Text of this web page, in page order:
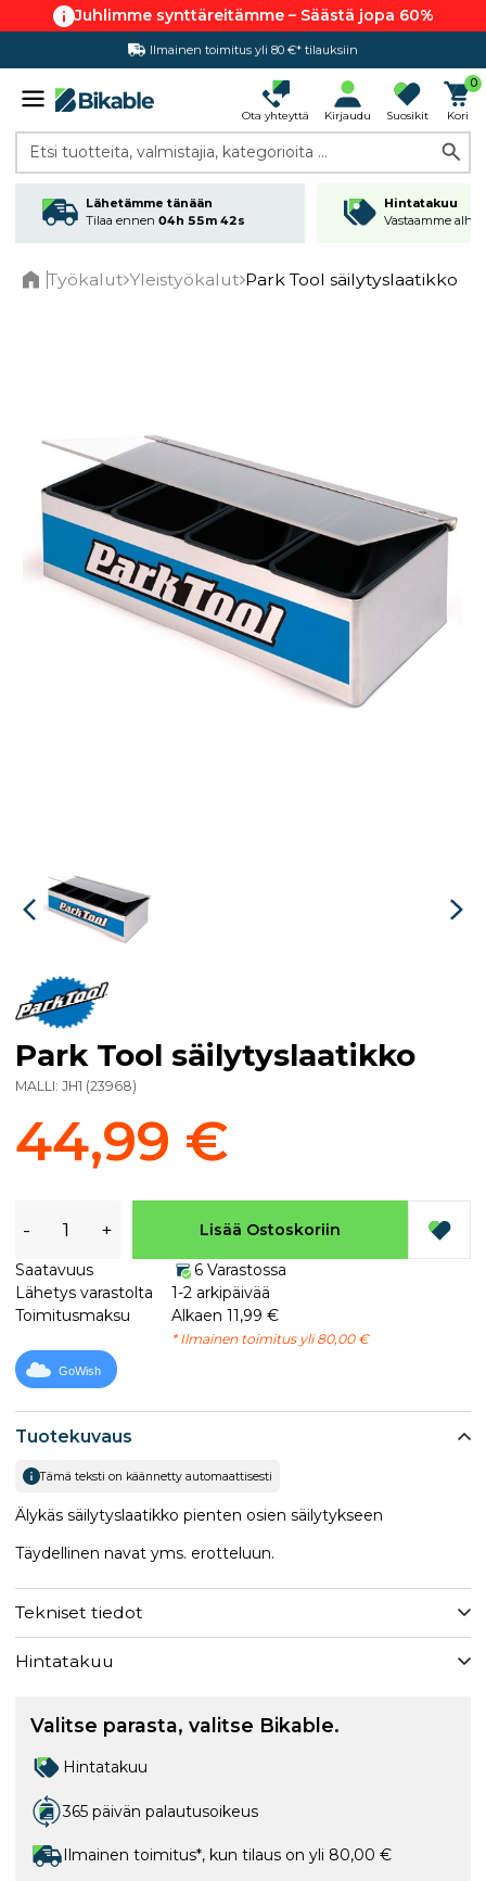
Juhlimme synttäreitämme – Säästä jopa 60%
Ilmainen toimitus yli 80 €* tilauksiin
Hintatakuu
Ota yhteyttä Kirjaudu Suosikit
0
Kori
Etsi tuotteita, valmistajia, kategorioita ...
Lähetämme tänään
Tilaa ennen 04h 55m 42s
Hintatakuu
Vastaamme
Työkalut Yleistyökalut Park Tool säilytyslaatikko
Tuotekuvaus
Tämä teksti on käännetty automaattisesti
Älykäs säilytyslaatikko pienten osien säilytykseen
Täydellinen navat yms. erotteluun.
Tekniset tiedot
Hintatakuu
Park Tool säilytyslaatikko
MALLI: JH1 (23968)
44,99 €
- + Lisää Ostoskoriin
Saatavuus
6 Varastossa
Lähetys varastolta
1-2 arkipäivää
Toimitusmaksu
Alkaen 11,99 €
* Ilmainen toimitus yli 80,00 €
GoWish
Valitse parasta, valitse Bikable.
Hintatakuu
365 päivän palautusoikeus
Ilmainen toimitus*, kun tilaus on yli 80,00 €